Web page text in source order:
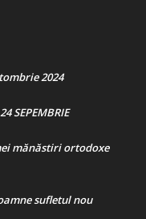
2024
SEPEMBRIE
mănăstiri ortodoxe
sufletul nou